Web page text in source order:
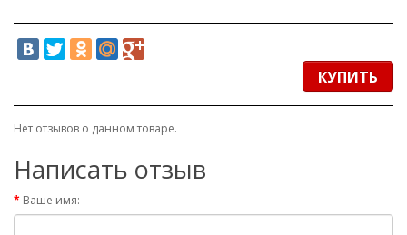
КУПИТЬ
Нет отзывов о данном товаре.
Написать отзыв
Ваше имя: